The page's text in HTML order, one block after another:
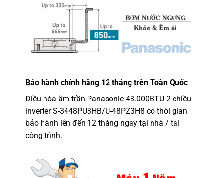
Bảo hành chính hãng 12 tháng trên Toàn Quốc
Điều hòa âm trần Panasonic 48.000BTU 2 chiều
inverter S-3448PU3HB/U-48PZ3H8 có thời gian
bảo hành lên đến 12 tháng ngay tại nhà / tại
công trình.